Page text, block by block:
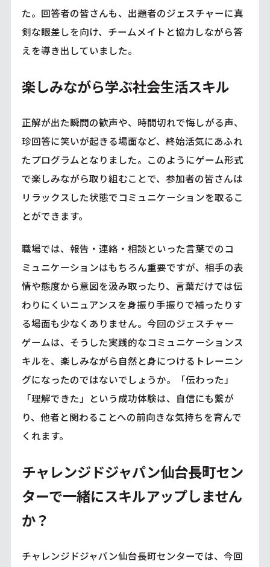
た。回答者の皆さんも、出題者のジェスチャーに真
剣な眼差しを向け、チームメイトと協力しながら答
えを導き出していました。
楽しみながら学ぶ社会生活スキル
正解が出た瞬間の歓声や、時間切れで悔しがる声、
珍回答に笑いが起きる場面など、終始活気にあふれ
たプログラムとなりました。このようにゲーム形式
で楽しみながら取り組むことで、参加者の皆さんは
リラックスした状態でコミュニケーションを取るこ
とができます。
職場では、報告・連絡・相談といった言葉でのコ
ミュニケーションはもちろん重要ですが、相手の表
情や態度から意図を汲み取ったり、言葉だけでは伝
わりにくいニュアンスを身振り手振りで補ったりす
る場面も少なくありません。今回のジェスチャー
ゲームは、そうした実践的なコミュニケーションス
キルを、楽しみながら自然と身につけるトレーニン
グになったのではないでしょうか。「伝わった」
「理解できた」という成功体験は、自信にも繋が
り、他者と関わることへの前向きな気持ちを育んで
くれます。
チャレンジドジャパン仙台長町セン
ターで一緒にスキルアップしません
か？
チャレンジドジャパン仙台長町センターでは、今回